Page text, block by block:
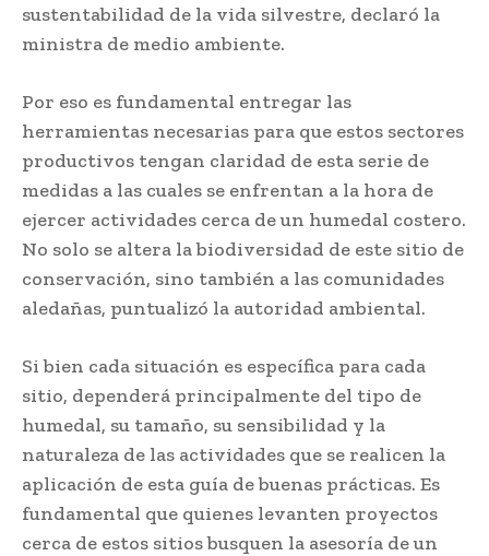
sustentabilidad de la vida silvestre, declaró la
ministra de medio ambiente.
Por eso es fundamental entregar las
herramientas necesarias para que estos sectores
productivos tengan claridad de esta serie de
medidas a las cuales se enfrentan a la hora de
ejercer actividades cerca de un humedal costero.
No solo se altera la biodiversidad de este sitio de
conservación, sino también a las comunidades
aledañas, puntualizó la autoridad ambiental.
Si bien cada situación es específica para cada
sitio, dependerá principalmente del tipo de
humedal, su tamaño, su sensibilidad y la
naturaleza de las actividades que se realicen la
aplicación de esta guía de buenas prácticas. Es
fundamental que quienes levanten proyectos
cerca de estos sitios busquen la asesoría de un